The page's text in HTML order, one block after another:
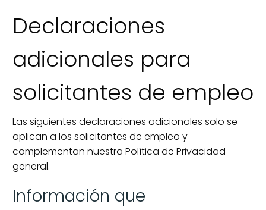
Declaraciones
adicionales para
solicitantes de empleo
Las siguientes declaraciones adicionales solo se
aplican a los solicitantes de empleo y
complementan nuestra Política de Privacidad
general.
Información que